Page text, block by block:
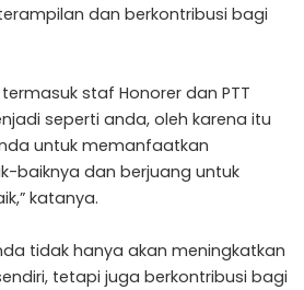
dan berkontribusi bagi
staf Honorer dan PTT
seperti anda, oleh karena itu
untuk memanfaatkan
baiknya dan berjuang untuk
katanya.
tidak hanya akan meningkatkan
tetapi juga berkontribusi bagi